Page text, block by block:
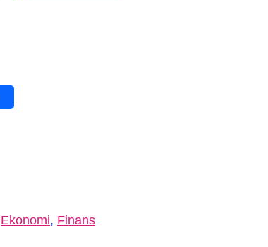
Ekonomi, Finans